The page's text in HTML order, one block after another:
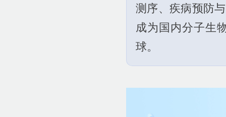
测序、疾病预防
成为国内分子生
球。